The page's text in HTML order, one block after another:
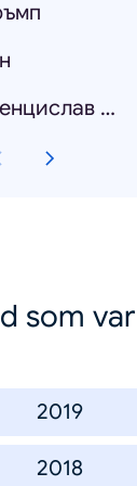
Генерал Венцислав Мутафчийски
som
2019
2018